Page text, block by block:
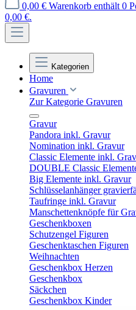
0,00 € Warenkorb enthält 0
0,00 €.
Kategorien
Home
Gravuren
Zur Kategorie Gravuren
Gravur
Pandora inkl. Gravur
Nomination inkl. Gravur
Classic Elemente inkl.
DOUBLE Classic
Big Elemente inkl. Gravur
Schlüsselanhänger
Taufringe inkl. Gravur
Manschettenknöpfe für
Geschenkboxen
Schutzengel Figuren
Geschenktaschen Figuren
Weihnachten
Geschenkbox Herzen
Geschenkbox
Säckchen
Geschenkbox Kinder